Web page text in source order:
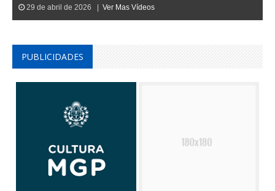
PUBLICIDADES